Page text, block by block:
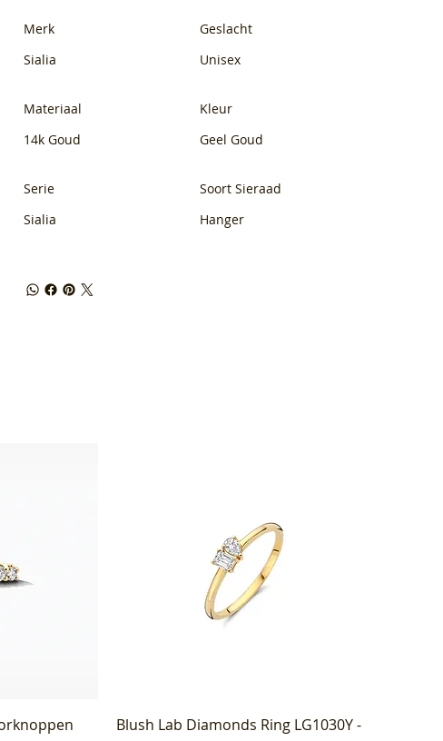
Merk
Sialia
Geslacht
Unisex
Materiaal
14k Goud
Kleur
Geel Goud
Serie
Sialia
Soort Sieraad
Hanger
Blush Lab Diamonds Ring LG1030Y -